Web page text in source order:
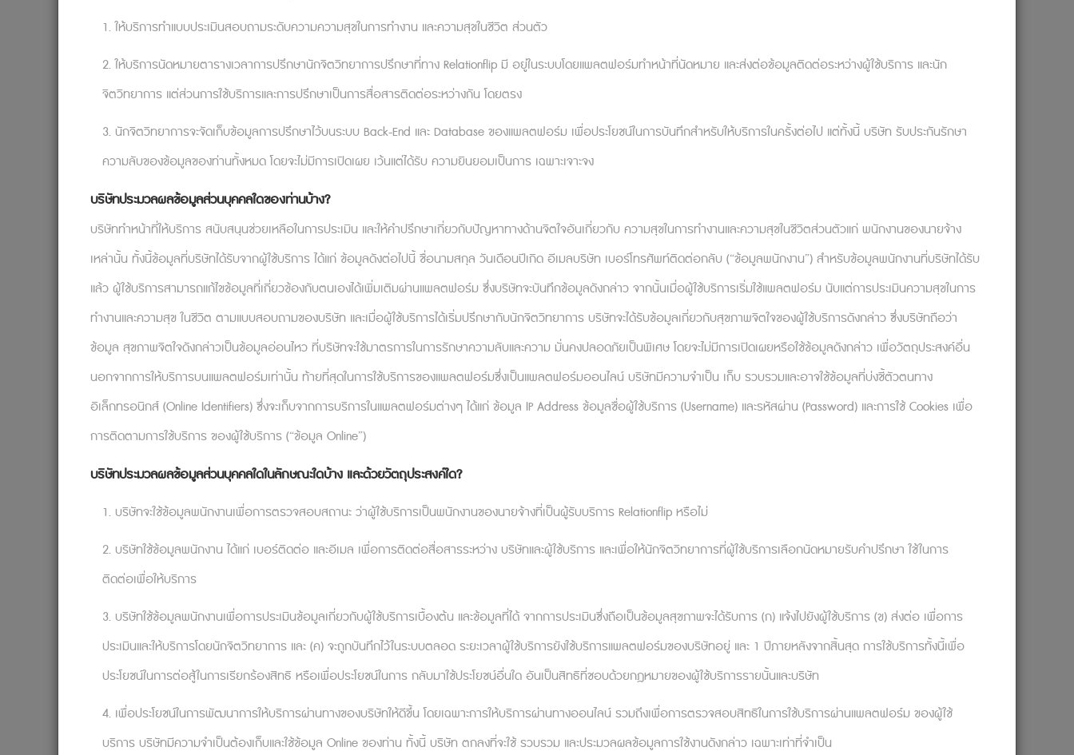
“มาทำงานเหมือนมาออกรบ กว่าจะจบวันแทบกระอักเลือด” คงเป็นแคปชั่นที่โดนใจมนุษย์เงินเดือนหลาย ๆ คนที่กำลังรู้สึกจิตใจห่อเหี่ยว หมด
ไฟ และไร้แรงบันดาลใจเพราะงานที่ทำอยู่ อาการเช่นนี้ไม่ใช่เรื่องที่แปลกใหม่สักเท่าไหร่ อย่างไรก็เป็นเรื่องที่รู้กันดีว่าการทำงานไม่ได้มาคู่กับความสุข
เสมอ แต่เราสามารถแก้ไขปัญหานี้ได้อย่างไรบ้าง หางานใหม่? หรือต้องถูกสลากกินแบ่งรัฐบาลจนร่ำรวยขึ้นมาชั่วข้ามคืน? คำตอบของคำถามข้อนี้มี
เพียงหนึ่งเดียว นั่นคือ “การปรับทัศนคติ” ที่พูดง่ายแต่ทำยากนั่นเอง
ทัศนคติคือทุกสิ่ง
การบอกตัวเองว่า “เราจะต้องมีทัศนคติเชิงบวกต่อการทำงาน” เป็นเรื่องหนึ่ง แต่การจะมีทัศนคติเช่นนั้นได้ก็เป็นอีกเรื่องหนึ่งที่แตกต่างกันโดย
สิ้นเชิง โดยเฉพาะเมื่อคติเตือนใจอย่าง “Fake it till you make it” หรือหลอกตัวเองว่าทำได้จนกว่าจะทำได้จริง ๆ ไม่ได้ช่วยอะไรสักเท่าไหร่
ในกรณีของการทำงาน วิธีที่ดีที่สุดในการเปลี่ยนทัศนคติของเราคือการมองงานที่ทำเป็นแรงขับเคลื่อนที่นำไปสู่ความสำเร็จอันยิ่งใหญ่และ
ยั่งยืนขององค์กร ข้อเท็จจริงข้อหนึ่งคือการที่เราต้องทำงานจำเจ (เช่น ไล่ตอบอีเมล หรือร่างเอกสารมากมาย) อาจทำให้หลงลืมไปว่ากำลังทำงาน
เพื่อจุดหมายที่ยิ่งใหญ่มากกว่านั้น ในฐานะลูกจ้างขององค์กร เราเปรียบเสมือนฟันเฟืองที่หมุนไปเรื่อย ๆ เพื่อสนับสนุนให้ทั้งระบบคงอยู่และทำงานต่อ
ได้ หากไม่มีฟันเฟืองก็ไม่มีระบบ หากไม่มีลูกจ้างก็ไม่มีองค์กรเช่นกัน อาจกล่าวได้ว่าสรรพสิ่งทุกอย่างรอบตัวเราคือวิถีชีวิตที่ถูกสร้างขึ้นมาด้วยมือ
คิดอย่างภารโรงขององค์การนาซา (NASA)
เมื่อครั้งประธานาธิบดีจอห์น เอฟ. เคนเนดีเดินทางไปตรวจเยี่ยมองค์การบริหารการบินและอวกาศแห่งชาติ หรือที่รู้จักกันดีในชื่อขององค์การ
นาซา (NASA) เป็นครั้งแรกในปีค.ศ. 1962 เขาได้พบกับภารโรงคนหนึ่งที่กำลังง่วนทำงานอยู่ในโถงทางเดิน ประธานาธิบดีเคนเนดีจึงถามภารโรงคนนั้น
ว่ากำลังทำอะไรอยู่ และเขาก็ตอบกลับมาอย่างภาคภูมิใจว่า “ผมกำลังช่วยส่งมนุษย์ไปพิชิตดวงจันทร์อยู่ครับ”
1. ให้บริการทำแบบประเมินสอบถามระดับความความสุขในการทำงาน และความสุขในชีวิต ส่วนตัว
2. ให้บริการนัดหมายตารางเวลาการปรึกษานักจิตวิทยาการปรึกษาที่ทาง Relationflip มี อยู่ในระบบโดยแพลตฟอร์มทำหน้าที่นัดหมาย และส่งต่อข้อมูลติดต่อระหว่างผู้ใช้บริการ และนัก
จิตวิทยาการ แต่ส่วนการใช้บริการและการปรึกษาเป็นการสื่อสารติดต่อระหว่างกัน โดยตรง
3. นักจิตวิทยาการจะจัดเก็บข้อมูลการปรึกษาไว้บนระบบ Back-End และ Database ของแพลตฟอร์ม เพื่อประโยชน์ในการบันทึกสำหรับให้บริการในครั้งต่อไป แต่ทั้งนี้ บริษัท รับประกันรักษา
ความลับของข้อมูลของท่านทั้งหมด โดยจะไม่มีการเปิดเผย เว้นแต่ได้รับ ความยินยอมเป็นการ เฉพาะเจาะจง
บริษัทประมวลผลข้อมูลส่วนบุคคลใดของท่านบ้าง?
บริษัททำหน้าที่ให้บริการ สนับสนุนช่วยเหลือในการประเมิน และให้คำปรึกษาเกี่ยวกับปัญหาทางด้านจิตใจอันเกี่ยวกับ ความสุขในการทำงานและความสุขในชีวิตส่วนตัวแก่ พนักงานของนายจ้าง
เหล่านั้น ทั้งนี้ข้อมูลที่บริษัทได้รับจากผู้ใช้บริการ ได้แก่ ข้อมูลดังต่อไปนี้ ชื่อนามสกุล วันเดือนปีเกิด อีเมลบริษัท เบอร์โทรศัพท์ติดต่อกลับ (“ข้อมูลพนักงาน”) สำหรับข้อมูลพนักงานที่บริษัทได้รับ
แล้ว ผู้ใช้บริการสามารถแก้ไขข้อมูลที่เกี่ยวข้องกับตนเองได้เพิ่มเติมผ่านแพลตฟอร์ม​ ซึ่งบริษัทจะบันทึกข้อมูลดังกล่าว จากนั้นเมื่อผู้ใช้บริการเริ่มใช้แพลตฟอร์ม นับแต่การประเมินความสุขในการ
ทำงานและความสุข ในชีวิต ตามแบบสอบถามของบริษัท และเมื่อผู้ใช้บริการได้เริ่มปรึกษากับนักจิตวิทยาการ บริษัทจะได้รับข้อมูลเกี่ยวกับสุขภาพจิตใจของผู้ใช้บริการดังกล่าว ซึ่งบริษัทถือว่า
ข้อมูล สุขภาพจิตใจดังกล่าวเป็นข้อมูลอ่อนไหว ที่บริษัทจะใช้มาตรการในการรักษาความลับและความ มั่นคงปลอดภัยเป็นพิเศษ โดยจะไม่มีการเปิดเผยหรือใช้ข้อมูลดังกล่าว เพื่อวัตถุประสงค์อื่น
นอกจากการให้บริการบนแพลตฟอร์มเท่านั้น ท้ายที่สุดในการใช้บริการของแพลตฟอร์มซึ่งเป็นแพลตฟอร์มออนไลน์ บริษัทมีความจำเป็น เก็บ รวบรวมและอาจใช้ข้อมูลที่บ่งชี้ตัวตนทาง
อิเล็กทรอนิกส์ (Online Identifiers) ซึ่งจะเก็บจากการบริการในแพลตฟอร์มต่างๆ ได้แก่ ข้อมูล IP Address ข้อมูลชื่อผู้ใช้บริการ (Username) และรหัสผ่าน (Password) และการใช้ Cookies เพื่อ
การติดตามการใช้บริการ ของผู้ใช้บริการ (“ข้อมูล Online”)
บริษัทประมวลผลข้อมูลส่วนบุคคลใดในลักษณะใดบ้าง และด้วยวัตถุประสงค์ใด?
1. บริษัทจะใช้ข้อมูลพนักงานเพื่อการตรวจสอบสถานะ ว่าผู้ใช้บริการเป็นพนักงานของนายจ้างที่เป็นผู้รับบริการ Relationflip หรือไม่
2. บริษัทใช้ข้อมูลพนักงาน ได้แก่ เบอร์ติดต่อ และอีเมล เพื่อการติดต่อสื่อสารระหว่าง บริษัทและผู้ใช้บริการ และเพื่อให้นักจิตวิทยาการที่ผู้ใช้บริการเลือกนัดหมายรับคำปรึกษา ใช้ในการ
ติดต่อเพื่อให้บริการ
3. บริษัทใช้ข้อมูลพนักงานเพื่อการประเมินข้อมูลเกี่ยวกับผู้ใช้บริการเบื้องต้น และข้อมูลที่ได้ จากการประเมินซึ่งถือเป็นข้อมูลสุขภาพจะได้รับการ (ก) แจ้งไปยังผู้ใช้บริการ (ข) ส่งต่อ เพื่อการ
ประเมินและให้บริการโดยนักจิตวิทยาการ และ (ค) จะถูกบันทึกไว้ในระบบตลอด ระยะเวลาผู้ใช้บริการยังใช้บริการแพลตฟอร์มของบริษัทอยู่ และ 1 ปีภายหลังจากสิ้นสุด การใช้บริการทั้งนี้เพื่อ
ประโยชน์ในการต่อสู้ในการเรียกร้องสิทธิ หรือเพื่อประโยชน์ในการ กลับมาใช้ประโยชน์อื่นใด อันเป็นสิทธิที่ชอบด้วยกฎหมายของผู้ใช้บริการรายนั้นและบริษัท
4. เพื่อประโยชน์ในการพัฒนาการให้บริการผ่านทางของบริษัทให้ดีขึ้น โดยเฉพาะการให้บริการผ่านทางออนไลน์ รวมถึงเพื่อการตรวจสอบสิทธิในการใช้บริการผ่านแพลตฟอร์ม ของผู้ใช้
บริการ บริษัทมีความจำเป็นต้องเก็บและใช้ข้อมูล Online ของท่าน ทั้งนี้ บริษัท ตกลงที่จะใช้ รวบรวม และประมวลผลข้อมูลการใช้งานดังกล่าว เฉพาะเท่าที่จำเป็น